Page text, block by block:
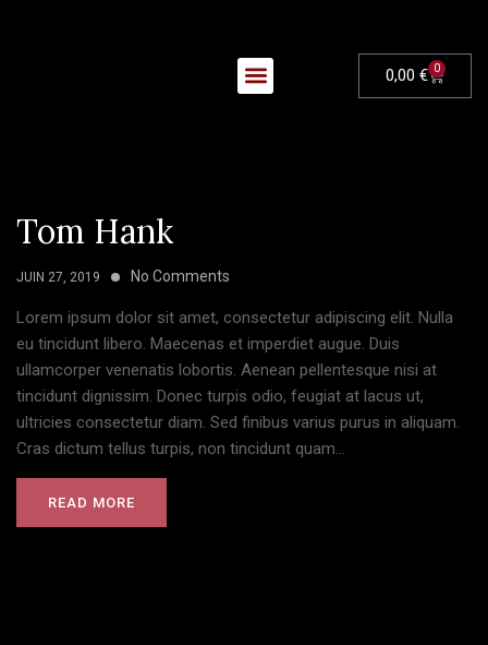
0,00 € 0
Tom Hank
JUIN 27, 2019 No Comments
Lorem ipsum dolor sit amet, consectetur adipiscing elit. Nulla
eu tincidunt libero. Maecenas et imperdiet augue. Duis
ullamcorper venenatis lobortis. Aenean pellentesque nisi at
tincidunt dignissim. Donec turpis odio, feugiat at lacus ut,
ultricies consectetur diam. Sed finibus varius purus in aliquam.
Cras dictum tellus turpis, non tincidunt quam...
READ MORE